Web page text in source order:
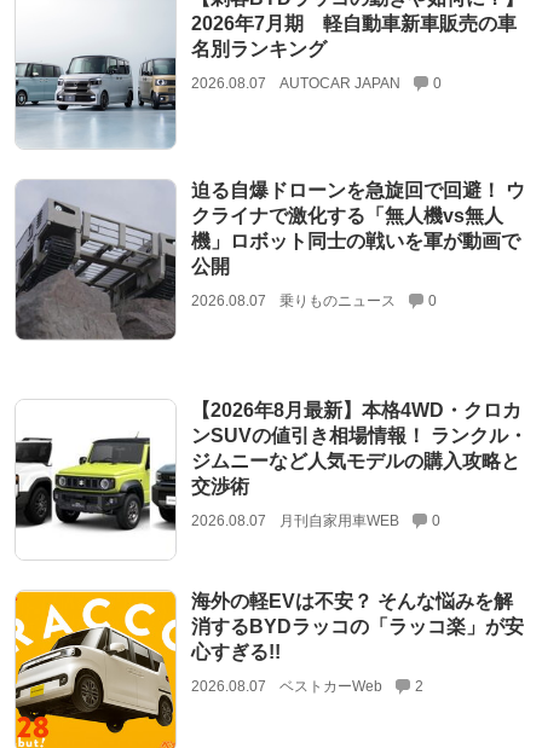
2026年7月期 軽自動車新車販売の車
名別ランキング
2026.08.07 AUTOCAR JAPAN 0
迫る自爆ドローンを急旋回で回避！ ウ
クライナで激化する「無人機vs無人
機」ロボット同士の戦いを軍が動画で
公開
2026.08.07 乗りものニュース 0
【2026年8月最新】本格4WD・クロカ
ンSUVの値引き相場情報！ ランクル・
ジムニーなど人気モデルの購入攻略と
交渉術
2026.08.07 月刊自家用車WEB 0
海外の軽EVは不安？ そんな悩みを解
消するBYDラッコの「ラッコ楽」が安
心すぎる!!
2026.08.07 ベストカーWeb 2